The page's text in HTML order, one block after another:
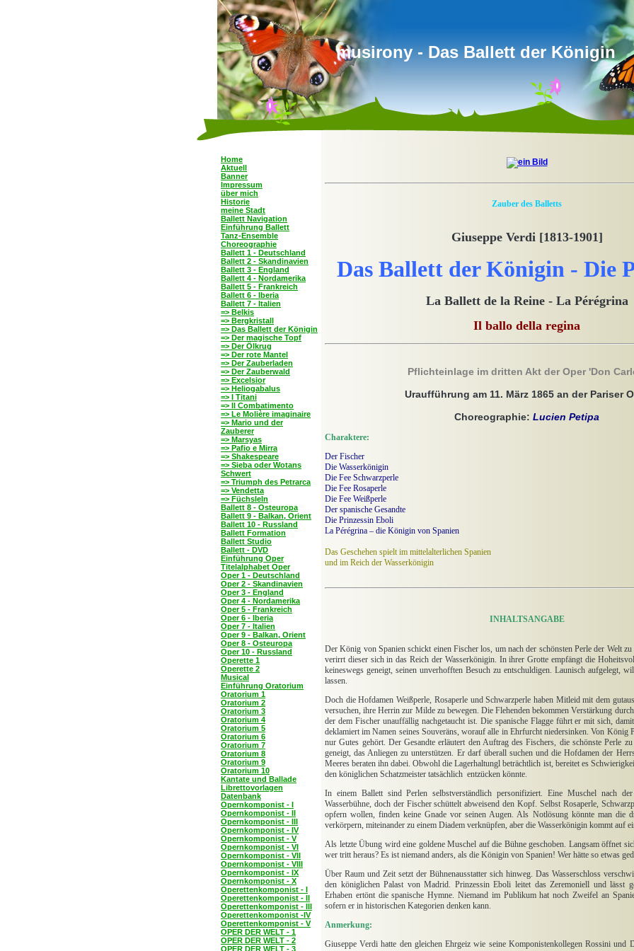
musirony - Das Ballett der Königin
Home
Aktuell
Banner
Impressum
über mich
Historie
meine Stadt
Ballett Navigation
Einführung Ballett
Tanz-Ensemble
Choreographie
Ballett 1 - Deutschland
Ballett 2 - Skandinavien
Ballett 3 - England
Ballett 4 - Nordamerika
Ballett 5 - Frankreich
Ballett 6 - Iberia
Ballett 7 - Italien
=> Belkis
=> Bergkristall
=> Das Ballett der Königin
=> Der magische Topf
=> Der Ölkrug
=> Der rote Mantel
=> Der Zauberladen
=> Der Zauberwald
=> Excelsior
=> Heliogabalus
=> I Titani
=> Il Combatimento
=> Le Molière imaginaire
=> Mario und der
Zauberer
=> Marsyas
=> Pafio e Mirra
=> Shakespeare
=> Sieba oder Wotans
Schwert
=> Triumph des Petrarca
=> Vendetta
=> Füchsleln
Ballett 8 - Osteuropa
Ballett 9 - Balkan, Orient
Ballett 10 - Russland
Ballett Formation
Ballett Studio
Ballett - DVD
Einführung Oper
Titelalphabet Oper
Oper 1 - Deutschland
Oper 2 - Skandinavien
Oper 3 - England
Oper 4 - Nordamerika
Oper 5 - Frankreich
Oper 6 - Iberia
Oper 7 - Italien
Oper 9 - Balkan, Orient
Oper 8 - Osteuropa
Oper 10 - Russland
Operette 1
Operette 2
Musical
Einführung Oratorium
Oratorium 1
Oratorium 2
Oratorium 3
Oratorium 4
Oratorium 5
Oratorium 6
Oratorium 7
Oratorium 8
Oratorium 9
Oratorium 10
Kantate und Ballade
Librettovorlagen
Datenbank
Opernkomponist - I
Opernkomponist - II
Opernkomponist - III
Opernkomponist - IV
Opernkomponist - V
Opernkomponist - VI
Opernkomponist - VII
Opernkomponist - VIII
Opernkomponist - IX
Opernkomponist - X
Operettenkomponist - I
Operettenkomponist - II
Operettenkomponist - III
Operettenkomponist -IV
Operettenkomponist - V
OPER DER WELT - 1
OPER DER WELT - 2
OPER DER WELT - 3
Zauber des Balletts
Giuseppe Verdi [1813-1901]
Das Ballett der Königin - Die
La Ballett de la Reine - La Pérégrina
Il ballo della regina
Pflichteinlage im dritten Akt der Oper 'Don
Uraufführung am 11. März 1865 an der Pariser
Choreographie: Lucien Petipa
Charaktere:
Der Fischer
Die Wasserkönigin
Die Fee Schwarzperle
Die Fee Rosaperle
Die Fee Weißperle
Der spanische Gesandte
Die Prinzessin Eboli
La Pérégrina – die Königin von Spanien
Das Geschehen spielt im mittelalterlichen Spanien
und im Reich der Wasserkönigin
INHALTSANGABE
Der König von Spanien schickt einen Fischer los, um nach der schönsten Perle der Welt zu
verirrt dieser sich in das Reich der Wasserkönigin. In ihrer Grotte empfängt die
keineswegs geneigt, seinen unverhofften Besuch zu entschuldigen. Launisch aufgelegt,
lassen.
Doch die Hofdamen Weißperle, Rosaperle und Schwarzperle haben Mitleid mit dem
versuchen, ihre Herrin zur Milde zu bewegen. Die Flehenden bekommen Verstärkung
der dem Fischer unauffällig nachgetaucht ist. Die spanische Flagge führt er mit sich,
deklamiert im Namen seines Souveräns, worauf alle in Ehrfurcht niedersinken. Von König
nur Gutes gehört. Der Gesandte erläutert den Auftrag des Fischers, die schönste Perle
geneigt, das Anliegen zu unterstützen. Er darf überall suchen und die Hofdamen der
Meeres beraten ihn dabei. Obwohl die Lagerhaltungl beträchtlich ist, bereitet es
den königlichen Schatzmeister tatsächlich entzücken könnte.
In einem Ballett sind Perlen selbstverständlich personifiziert. Eine Muschel nach
Wasserbühne, doch der Fischer schüttelt abweisend den Kopf. Selbst Rosaperle,
opfern wollen, finden keine Gnade vor seinen Augen. Als Notlösung könnte man die
verkörpern, miteinander zu einem Diadem verknüpfen, aber die Wasserkönigin kommt auf
Als letzte Übung wird eine goldene Muschel auf die Bühne geschoben. Langsam öffnet
wer tritt heraus? Es ist niemand anders, als die Königin von Spanien! Wer hätte so etwas
Über Raum und Zeit setzt der Bühnenausstatter sich hinweg. Das Wasserschloss
den königlichen Palast von Madrid. Prinzessin Eboli leitet das Zeremoniell und lässt
Erhaben ertönt die spanische Hymne. Niemand im Publikum hat noch Zweifel an
sofern er in historischen Kategorien denken kann.
Anmerkung:
Giuseppe Verdi hatte den gleichen Ehrgeiz wie seine Komponistenkollegen Rossini und